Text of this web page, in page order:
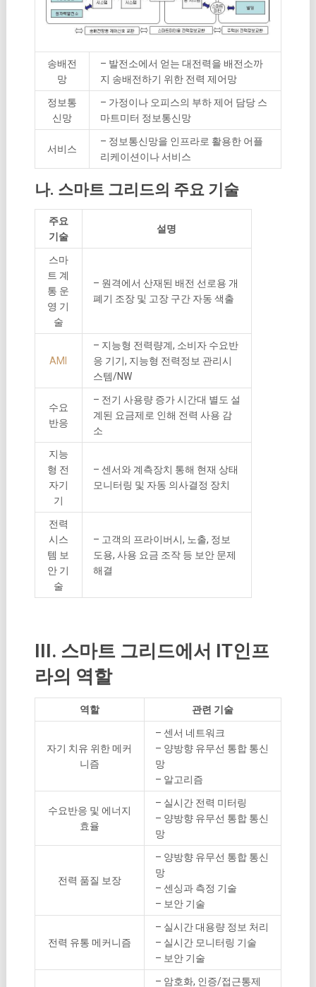
송배전
망
– 발전소에서 얻는 대전력을 배전소까
지 송배전하기 위한 전력 제어망
정보통
신망
– 가정이나 오피스의 부하 제어 담당 스
마트미터 정보통신망
서비스
– 정보통신망을 인프라로 활용한 어플
리케이션이나 서비스
나. 스마트 그리드의 주요 기술
주요
기술
설명
스마
트 계
통 운
영 기
술
– 원격에서 산재된 배전 선로용 개
폐기 조장 및 고장 구간 자동 색출
AMI
– 지능형 전력량계, 소비자 수요반
응 기기, 지능형 전력정보 관리시
스템/NW
수요
반응
– 전기 사용량 증가 시간대 별도 설
계된 요금제로 인해 전력 사용 감
소
지능
형 전
자기
기
– 센서와 계측장치 통해 현재 상태
모니터링 및 자동 의사결정 장치
전력
시스
템 보
안 기
술
– 고객의 프라이버시, 노출, 정보
도용, 사용 요금 조작 등 보안 문제
해결
III. 스마트 그리드에서 IT인프
라의 역할
역할 관련 기술
자기 치유 위한 메커
니즘
– 센서 네트워크
– 양방향 유무선 통합 통신
망
– 알고리즘
수요반응 및 에너지
효율
– 실시간 전력 미터링
– 양방향 유무선 통합 통신
망
전력 품질 보장
– 양방향 유무선 통합 통신
망
– 센싱과 측정 기술
– 보안 기술
전력 유통 메커니즘
– 실시간 대용량 정보 처리
– 실시간 모니터링 기술
– 보안 기술
– 암호화, 인증/접근통제